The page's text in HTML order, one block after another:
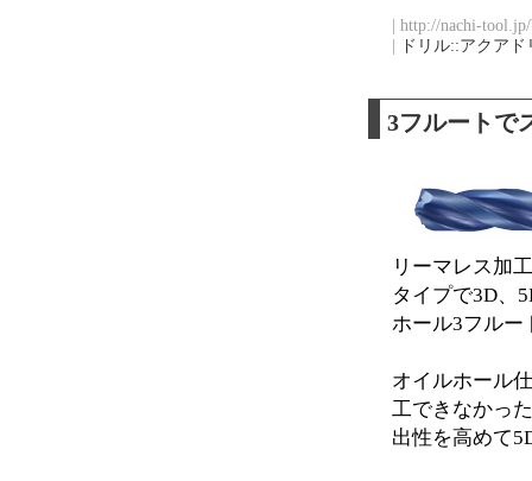
| http://nachi-
ドリル::アクア
3フルートで
リーマレス加
タイプで3D、
ホール3フルー
オイルホール
工できなかっ
出性を高めて